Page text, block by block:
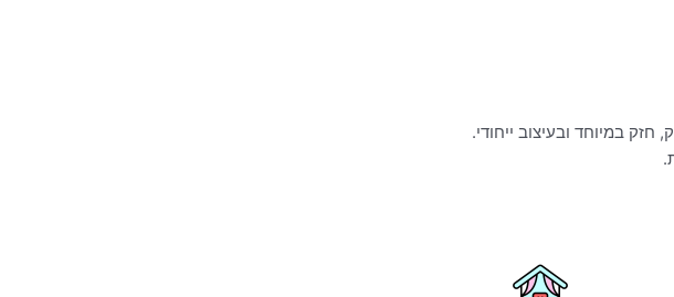
במיוחד ובעיצוב ייחודי.